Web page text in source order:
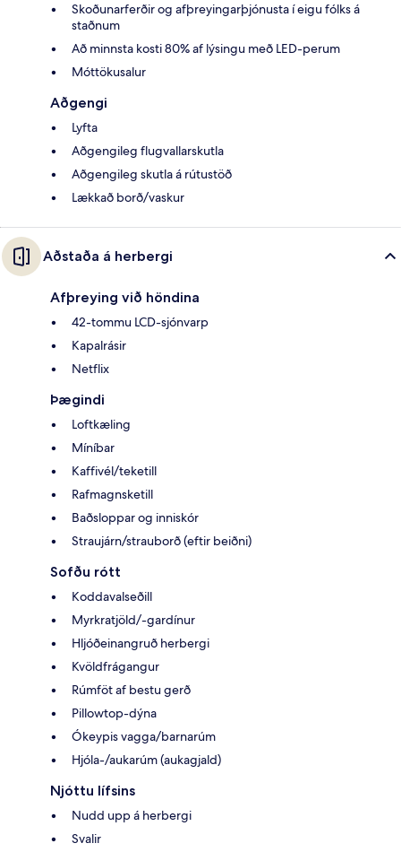
Skoðunarferðir og afþreyingarþjónusta í eigu fólks á
staðnum
Að minnsta kosti 80% af lýsingu með LED-perum
Móttökusalur
Aðgengi
Lyfta
Aðgengileg flugvallarskutla
Aðgengileg skutla á rútustöð
Lækkað borð/vaskur
Aðstaða á herbergi
Afþreying við höndina
42-tommu LCD-sjónvarp
Kapalrásir
Netflix
Þægindi
Loftkæling
Míníbar
Kaffivél/teketill
Rafmagnsketill
Baðsloppar og inniskór
Straujárn/strauborð (eftir beiðni)
Sofðu rótt
Koddavalseðill
Myrkratjöld/-gardínur
Hljóðeinangruð herbergi
Kvöldfrágangur
Rúmföt af bestu gerð
Pillowtop-dýna
Ókeypis vagga/barnarúm
Hjóla-/aukarúm (aukagjald)
Njóttu lífsins
Nudd upp á herbergi
Svalir